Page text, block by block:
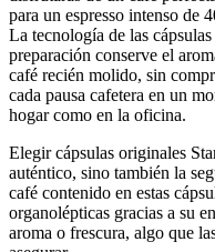
para un espresso intenso de
La tecnología de las
preparación conserve el
café recién molido, sin
cada pausa cafetera en un
hogar como en la oficina.
Elegir cápsulas originales
auténtico, sino también la
café contenido en estas
organolépticas gracias a su
aroma o frescura, algo que